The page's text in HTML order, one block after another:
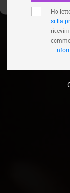
Ho
sulla